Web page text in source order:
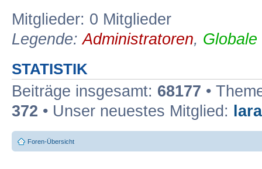
Mitglieder: 0 Mitglieder
Legende:Administratoren,
STATISTIK
Beiträge insgesamt: 68177 •
372 • Unser neuestes Mitglied:
Foren-Übersicht